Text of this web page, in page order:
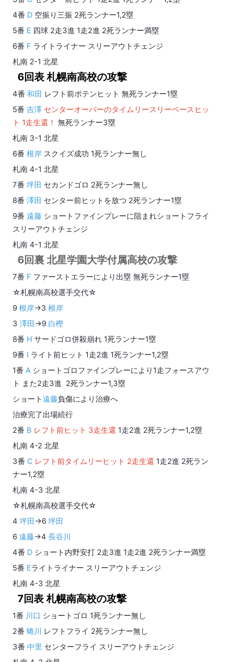
4番 D 空振り三振 2死ランナー1,2塁
5番 E 四球 2走3進 1走2進 2死ランナー満塁
6番 F ライトライナー スリーアウトチェンジ
札南 2-1 北星
6回表 札幌南高校の攻撃
4番 和田 レフト前ポテンヒット 無死ランナー1塁
5番 吉澤 センターオーバーのタイムリースリーベースヒッ
ト 1走生還！ 無死ランナー3塁
札南 3-1 北星
6番 根岸 スクイズ成功 1死ランナー無し
札南 4-1 北星
7番 坪田 セカンドゴロ 2死ランナー無し
8番 澤田 センター前ヒットを放つ 2死ランナー1塁
9番 遠藤 ショートファインプレーに阻まれショートフライ
スリーアウトチェンジ
札南 4-1 北星
6回裏 北星学園大学付属高校の攻撃
7番 F ファーストエラーにより出塁 無死ランナー1塁
☆札幌南高校選手交代☆
9 根岸→3 根岸
3 澤田→9 白樫
8番 H サードゴロ併殺崩れ 1死ランナー1塁
9番 I ライト前ヒット 1走2進 1死ランナー1,2塁
1番 A ショートゴロファインプレーにより1走フォースアウ
ト また2走3進 2死ランナー1,3塁
ショート遠藤負傷により治療へ
治療完了出場続行
2番 B レフト前ヒット 3走生還 1走2進 2死ランナー1,2塁
札南 4-2 北星
3番 C レフト前タイムリーヒット 2走生還 1走2進 2死ラン
ナー1,2塁
札南 4-3 北星
☆札幌南高校選手交代☆
4 坪田→6 坪田
6 遠藤→4 長谷川
4番 D ショート内野安打 2走3進 1走2進 2死ランナー満塁
5番 Eライトライナー スリーアウトチェンジ
札南 4-3 北星
7回表 札幌南高校の攻撃
1番 川口 ショートゴロ 1死ランナー無し
2番 蜷川 レフトフライ 2死ランナー無し
3番 中里 センターフライ スリーアウトチェンジ